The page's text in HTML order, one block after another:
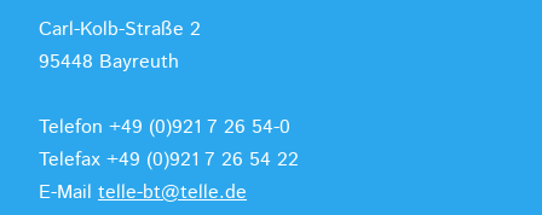
Carl-Kolb-Straße 2
95448 Bayreuth
Telefon +49 (0)921 7 26 54-0
Telefax +49 (0)921 7 26 54 22
E-Mail telle-bt@telle.de